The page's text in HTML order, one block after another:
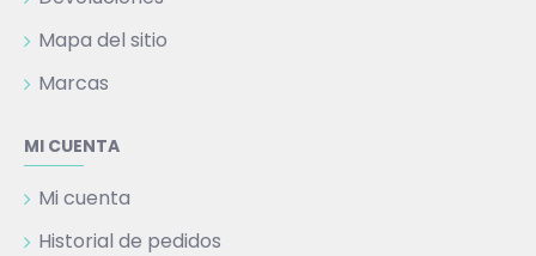
Mapa del sitio
Marcas
MI CUENTA
Mi cuenta
Historial de pedidos